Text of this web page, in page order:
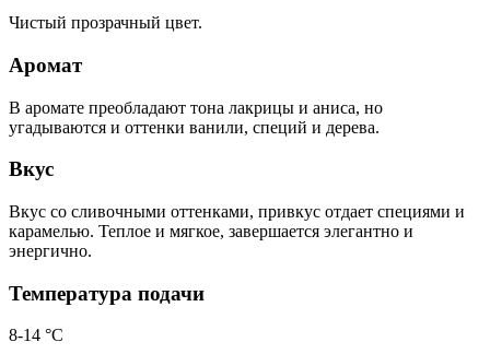
Чистый прозрачный цвет.
Аромат
В аромате преобладают тона лакрицы и аниса, но
угадываются и оттенки ванили, специй и дерева.
Вкус
Вкус со сливочными оттенками, привкус отдает специями и
карамелью. Теплое и мягкое, завершается элегантно и
энергично.
Температура подачи
8-14 °С